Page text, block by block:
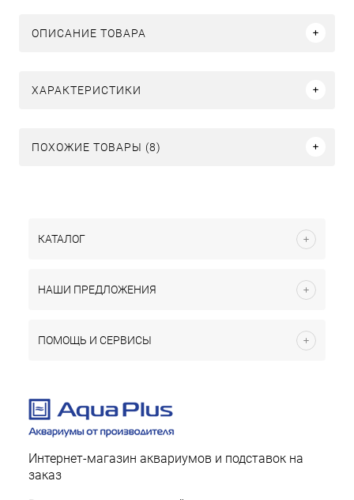
ОПИСАНИЕ ТОВАРА
ХАРАКТЕРИСТИКИ
ПОХОЖИЕ ТОВАРЫ (8)
КАТАЛОГ
НАШИ ПРЕДЛОЖЕНИЯ
ПОМОЩЬ И СЕРВИСЫ
Интернет-магазин аквариумов и подставок на
заказ